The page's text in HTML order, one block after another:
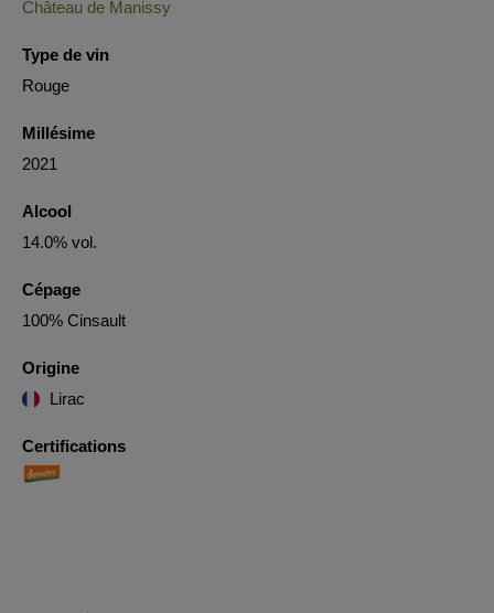
Château de Manissy
Type de vin
Rouge
Millésime
2021
Alcool
14.0% vol.
Cépage
100% Cinsault
Origine
Lirac
Certifications